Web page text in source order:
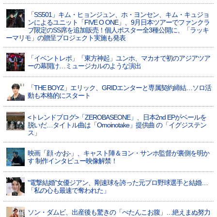
「SS501」キム・ヒョンジュン、ホ・ヨンセン、キム・キュジョ
ンによるユニット「FIVE O ONE」、9月日本ツアーでファンクラ
ブ限定のSS席を追加販売！個人ポスター全3種公開に、「ラッキ
ーマリモ」の贈呈プロジェクト実施も発表
「イベントレポ」「東方神起」ユンホ、マカオで初のアジアツア
ーの幕開け…ミュージカルのような演出
「THE BOYZ」エリック、GRIDエンターと専属契約締結…ソロ活
動も本格的にスタート
<トレンドブログ>「ZEROBASEONE」、日本2nd EPがベールを
脱いだ…タイトル曲は「Omoinotake」提供曲 の「イグジステン
ス」
映画「顔 -かお-」、キャスト陣＆ヨン・サンホ監督が裏側を明か
す 制作インタビュー映像解禁！
”電撃結婚”女優ジアン、剛速球を誇った元プロ野球選手と結婚…
「私の心も最速で奪われた」
ソン・ダムビ、出産後も驚きの「ぺたんこお腹」…絶えまぬ努力